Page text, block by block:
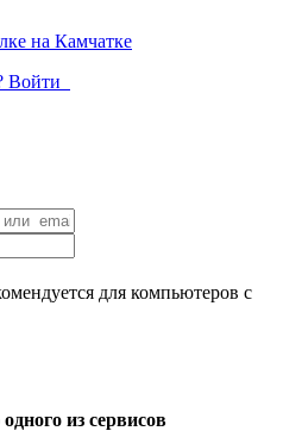
Войти
для компьютеров с
из сервисов